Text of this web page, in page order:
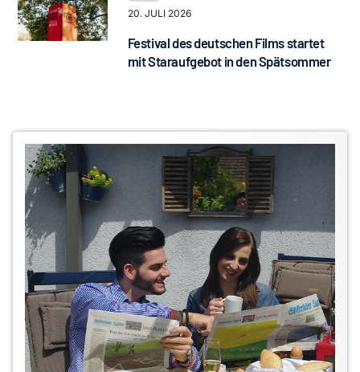
20. JULI 2026
Festival des deutschen Films startet
mit Staraufgebot in den Spätsommer